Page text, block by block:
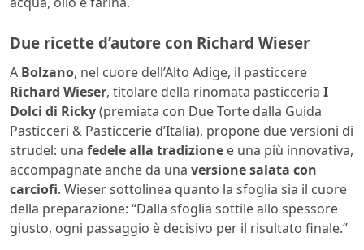
Due ricette d’autore con Richard Wieser
A Bolzano, nel cuore dell’Alto Adige, il pasticcere
Richard Wieser, titolare della rinomata pasticceria I
Dolci di Ricky(premiata con Due Torte dalla Guida
Pasticceri & Pasticcerie d’Italia), propone due versioni di
strudel: una fedele alla tradizione e una più innovativa,
accompagnate anche da una versione salata con
carciofi. Wieser sottolinea quanto la sfoglia sia il cuore
della preparazione: “Dalla sfoglia sottile allo spessore
giusto, ogni passaggio è decisivo per il risultato finale.”